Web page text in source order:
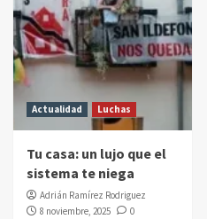
Actualidad Luchas
Tu casa: un lujo que el
sistema te niega
Adrián Ramírez Rodriguez
8 noviembre, 2025
0